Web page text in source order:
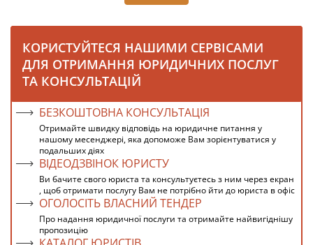
КОРИСТУЙТЕСЯ НАШИМИ СЕРВІСАМИ
ДЛЯ ОТРИМАННЯ ЮРИДИЧНИХ ПОСЛУГ
ТА КОНСУЛЬТАЦІЙ
БЕЗКОШТОВНА КОНСУЛЬТАЦІЯ
Отримайте швидку відповідь на юридичне питання у
нашому месенджері, яка допоможе Вам зорієнтуватися у
подальших діях
ВІДЕОДЗВІНОК ЮРИСТУ
Ви бачите свого юриста та консультуєтесь з ним через екран
, щоб отримати послугу Вам не потрібно йти до юриста в офіс
ОГОЛОСІТЬ ВЛАСНИЙ ТЕНДЕР
Про надання юридичної послуги та отримайте найвигіднішу
пропозицію